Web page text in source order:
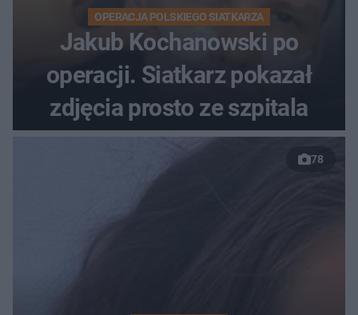
OPERACJA POLSKIEGO SIATKARZA
Jakub Kochanowski po
operacji. Siatkarz pokazał
zdjęcia prosto ze szpitala
78